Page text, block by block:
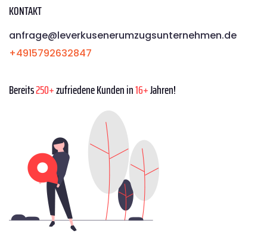
KONTAKT
anfrage@leverkusenerumzugsunternehmen.de
+4915792632847
Bereits250+zufriedene Kunden in16+Jahren!